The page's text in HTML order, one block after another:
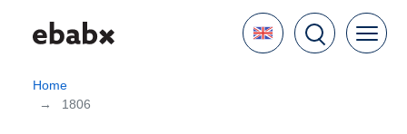
Language
Home
1806